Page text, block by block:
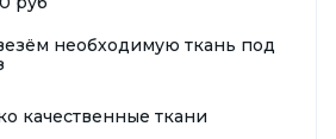
необходимую ткань под
качественные ткани